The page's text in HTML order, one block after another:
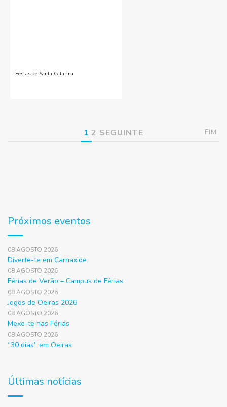
Festas de Santa Catarina
1 2 SEGUINTE FIM
Próximos eventos
08 AGOSTO 2026
Diverte-te em Carnaxide
08 AGOSTO 2026
Férias de Verão – Campus de Férias
08 AGOSTO 2026
Jogos de Oeiras 2026
08 AGOSTO 2026
Mexe-te nas Férias
08 AGOSTO 2026
“30 dias” em Oeiras
Últimas notícias